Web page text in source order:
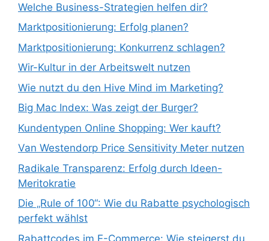
Welche Business-Strategien helfen dir?
Marktpositionierung: Erfolg planen?
Marktpositionierung: Konkurrenz schlagen?
Wir-Kultur in der Arbeitswelt nutzen
Wie nutzt du den Hive Mind im Marketing?
Big Mac Index: Was zeigt der Burger?
Kundentypen Online Shopping: Wer kauft?
Van Westendorp Price Sensitivity Meter nutzen
Radikale Transparenz: Erfolg durch Ideen-
Meritokratie
Die „Rule of 100“: Wie du Rabatte psychologisch
perfekt wählst
Rabattcodes im E-Commerce: Wie steigerst du